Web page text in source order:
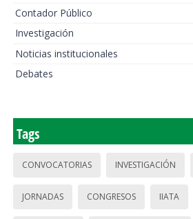
Contador Público
Investigación
Noticias institucionales
Debates
Tags
CONVOCATORIAS INVESTIGACIÓN
JORNADAS CONGRESOS IIATA